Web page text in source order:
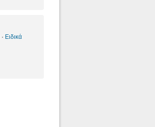
· Ειδικά